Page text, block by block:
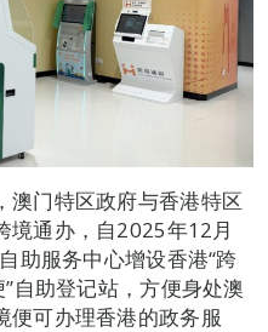
澳门特区政府与香港特区
境通办，自2025年12月
助服务中心增设香港“跨
自助登记站，方便身处澳
便可办理香港的政务服